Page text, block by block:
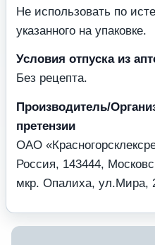
Не использовать по
указанного на упаковке.
Условия отпуска из
Без рецепта.
Производитель/
претензии
ОАО
Россия, 143444,
мкр. Опалиха, ул.Мира,